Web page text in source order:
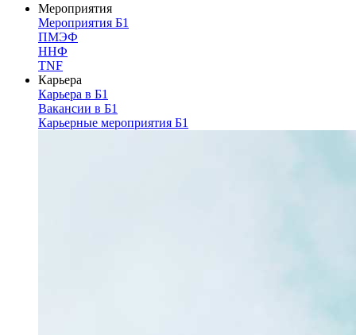
Мероприятия
Мероприятия Б1
ПМЭФ
ННФ
TNF
Карьера
Карьера в Б1
Вакансии в Б1
Карьерные мероприятия Б1